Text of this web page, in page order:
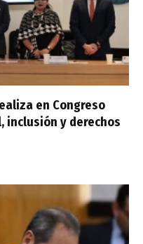
en Congreso
inclusión y derechos